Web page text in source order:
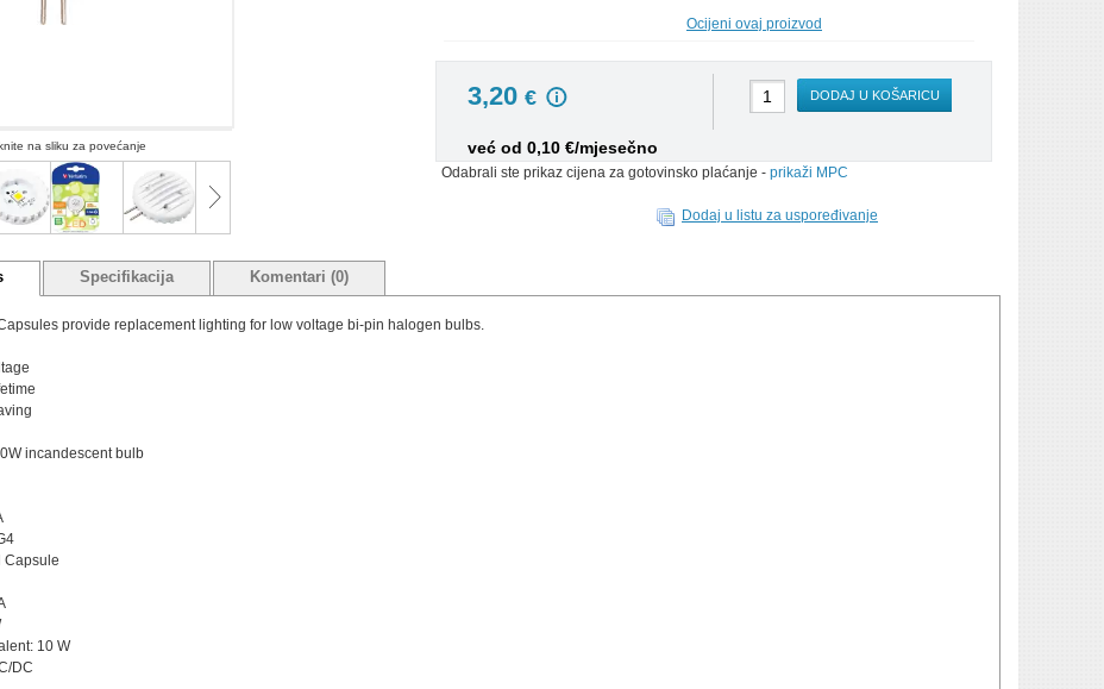
na sliku za povećanje
Ocijeni ovaj proizvod
3,20 €
već od 0,10 €/mjesečno
DODAJ U KOŠARICU
Odabrali ste prikaz cijena za gotovinsko plaćanje - prikaži MPC
Dodaj u listu za uspoređivanje
Specifikacija Komentari (0)
provide replacement lighting for low voltage bi-pin halogen bulbs.
incandescent bulb
Capsule
10 W
DC